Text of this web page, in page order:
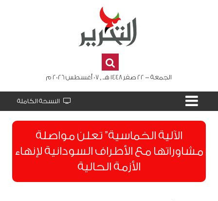
الجمعة - 22 صفر 1448 هـ , 07 أغسطس 2026 م
النسخة الكاملة
الآلية الخماسية” تعلن مواصلة
مشاوراتها مع الأطراف السودانية لإنهاء
الأزمة الحالية